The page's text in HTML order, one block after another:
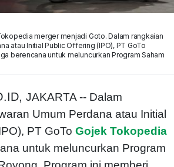
merger menjadi Goto. Dalam rangkaian
atau Initial Public Offering (IPO), PT GoTo
berencana untuk meluncurkan Program Saham
JAKARTA -- Dalam
Umum Perdana atau Initial
PT GoTo Gojek Tokopedia
untuk meluncurkan Program